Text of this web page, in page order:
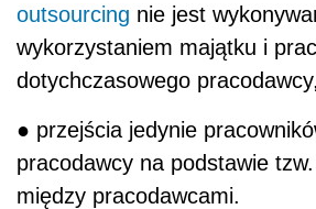
outsourcing nie jest
wykorzystaniem majątku i
dotychczasowego pracodawcy,
● przejścia jedynie
pracodawcy na podstawie
między pracodawcami.